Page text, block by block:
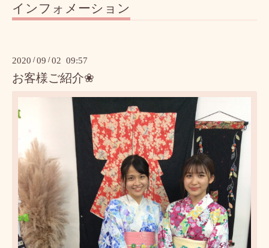
インフォメーション
2020 /09 /02 09:57
お客様ご紹介❀